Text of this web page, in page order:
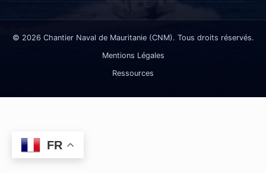
© 2026 Chantier Naval de Mauritanie (CNM). Tous droits réservés.
Mentions Légales
Ressources
FR